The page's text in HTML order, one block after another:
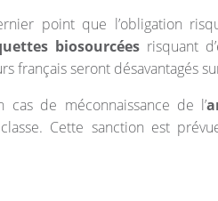
point que l’obligation
biosourcées risquant
français seront désavantagés
cas de méconnaissance de l’
Cette sanction est